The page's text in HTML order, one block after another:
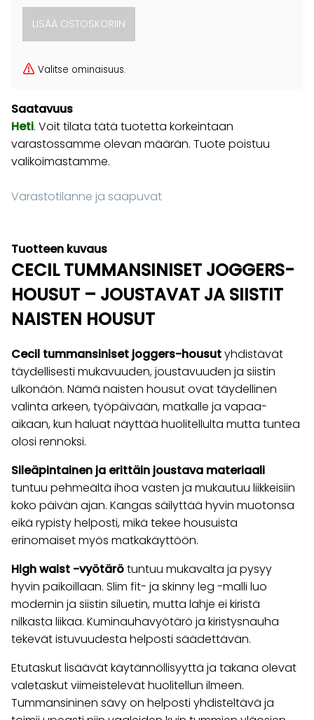
Valitse ominaisuus.
Saatavuus
Heti. Voit tilata tätä tuotetta korkeintaan
varastossamme olevan määrän. Tuote poistuu
valikoimastamme.
Varastotilanne ja saapuvat
Tuotteen kuvaus
CECIL TUMMANSINISET JOGGERS-
HOUSUT – JOUSTAVAT JA SIISTIT
NAISTEN HOUSUT
Cecil tummansiniset joggers-housutyhdistävät
täydellisesti mukavuuden, joustavuuden ja siistin
ulkonäön. Nämä naisten housut ovat täydellinen
valinta arkeen, työpäivään, matkalle ja vapaa-
aikaan, kun haluat näyttää huolitellulta mutta tuntea
olosi rennoksi.
Sileäpintainen ja erittäin joustava materiaali
tuntuu pehmeältä ihoa vasten ja mukautuu liikkeisiin
koko päivän ajan. Kangas säilyttää hyvin muotonsa
eikä rypisty helposti, mikä tekee housuista
erinomaiset myös matkakäyttöön.
High waist -vyötärötuntuu mukavalta ja pysyy
hyvin paikoillaan. Slim fit- ja skinny leg -malli luo
modernin ja siistin siluetin, mutta lahje ei kiristä
nilkasta liikaa. Kuminauhavyötärö ja kiristysnauha
tekevät istuvuudesta helposti säädettävän.
Etutaskut lisäävät käytännöllisyyttä ja takana olevat
valetaskut viimeistelevät huolitellun ilmeen.
Tummansininen sävy on helposti yhdisteltävä ja